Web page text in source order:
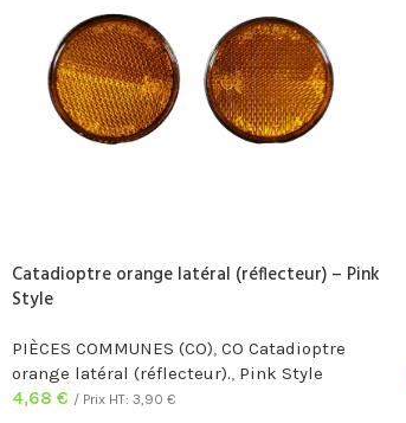
Catadioptre orange latéral (réflecteur) – Pink
Style
PIÈCES COMMUNES (CO), CO Catadioptre
orange latéral (réflecteur)., Pink Style
4,68 € / Prix HT: 3,90 €